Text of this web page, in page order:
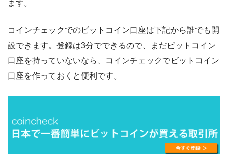
ます。
コインチェックでのビットコイン口座は下記から誰でも開
設できます。登録は3分でできるので、まだビットコイン
口座を持っていないなら、コインチェックでビットコイン
口座を作っておくと便利です。